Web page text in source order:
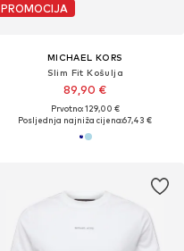
PROMOCIJA
MICHAEL KORS
Slim Fit Košulja
89,90 €
Prvotno: 129,00 €
Posljednja najniža cijena:67,43 €